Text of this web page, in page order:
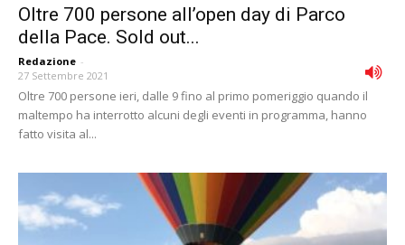
Oltre 700 persone all’open day di Parco
della Pace. Sold out...
Redazione -
27 Settembre 2021
Oltre 700 persone ieri, dalle 9 fino al primo pomeriggio quando il
maltempo ha interrotto alcuni degli eventi in programma, hanno
fatto visita al...